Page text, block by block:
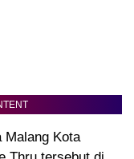
Malang Kota